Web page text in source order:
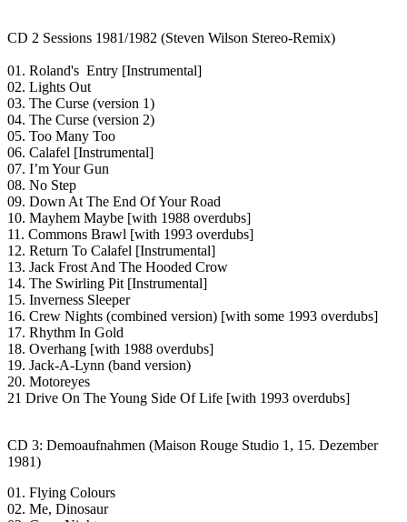
CD 2 Sessions 1981/1982 (Steven Wilson Stereo-Remix)
01. Roland's Entry [Instrumental]
02. Lights Out
03. The Curse (version 1)
04. The Curse (version 2)
05. Too Many Too
06. Calafel [Instrumental]
07. I’m Your Gun
08. No Step
09. Down At The End Of Your Road
10. Mayhem Maybe [with 1988 overdubs]
11. Commons Brawl [with 1993 overdubs]
12. Return To Calafel [Instrumental]
13. Jack Frost And The Hooded Crow
14. The Swirling Pit [Instrumental]
15. Inverness Sleeper
16. Crew Nights (combined version) [with some 1993 overdubs]
17. Rhythm In Gold
18. Overhang [with 1988 overdubs]
19. Jack-A-Lynn (band version)
20. Motoreyes
21 Drive On The Young Side Of Life [with 1993 overdubs]
CD 3: Demoaufnahmen (Maison Rouge Studio 1, 15. Dezember
1981)
01. Flying Colours
02. Me, Dinosaur